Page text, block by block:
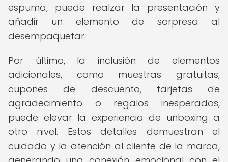
espuma, puede realzar la presentación y
añadir un elemento de sorpresa al
desempaquetar.
Por último, la inclusión de elementos
adicionales, como muestras gratuitas,
cupones de descuento, tarjetas de
agradecimiento o regalos inesperados,
puede elevar la experiencia de unboxing a
otro nivel. Estos detalles demuestran el
cuidado y la atención al cliente de la marca,